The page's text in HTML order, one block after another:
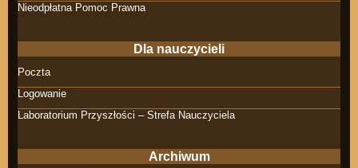
Nieodpłatna Pomoc Prawna
Dla nauczycieli
Poczta
Logowanie
Laboratorium Przyszłości – Strefa Nauczyciela
Archiwum